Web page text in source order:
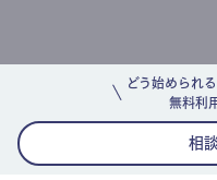
どう始められ
無料利
相